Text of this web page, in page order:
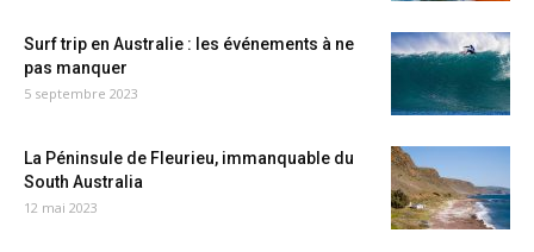
Surf trip en Australie : les événements à ne
pas manquer
5 septembre 2023
La Péninsule de Fleurieu, immanquable du
South Australia
12 mai 2023